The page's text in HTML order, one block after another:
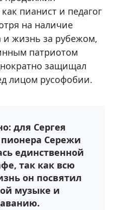
пианист и педагог
на наличие
и жизнь за рубежом,
патриотом
защищал
лицом русофобии.
для Сергея
пионера Сережи
единственной
так как всю
он посвятил
музыке и